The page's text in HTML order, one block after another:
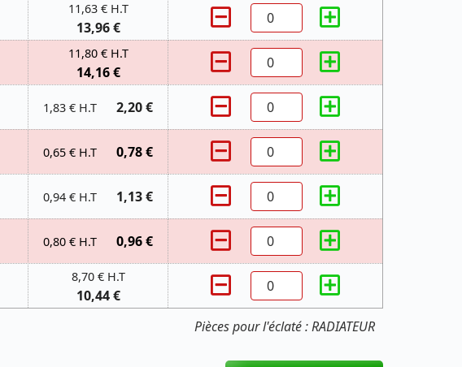
Pièces pour l'éclaté : RADIATEUR
11,63 € H.T
13,96 €
11,80 € H.T
14,16 €
1,83 € H.T 2,20 €
0,65 € H.T 0,78 €
0,94 € H.T 1,13 €
0,80 € H.T 0,96 €
8,70 € H.T
10,44 €